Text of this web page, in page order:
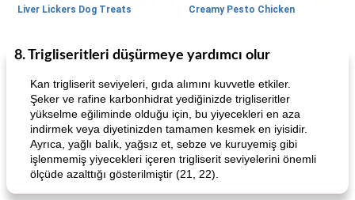
Liver Lickers Dog Treats Creamy Pesto Chicken
40dakika
Pork Seafood
8. Trigliseritleri düşürmeye yardımcı olur
Kan trigliserit seviyeleri, gıda alımını kuvvetle etkiler.
Şeker ve rafine karbonhidrat yediğinizde trigliseritler
yükselme eğiliminde olduğu için, bu yiyecekleri en aza
indirmek veya diyetinizden tamamen kesmek en iyisidir.
Ayrıca, yağlı balık, yağsız et, sebze ve kuruyemiş gibi
işlenmemiş yiyecekleri içeren trigliserit seviyelerini önemli
ölçüde azalttığı gösterilmiştir (21, 22).